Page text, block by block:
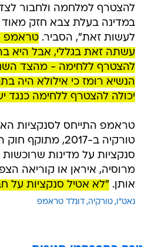
להצטרף למלחמה ולחבור
במדינה בעלת צבא חזק
לעשות זאת", הסביר.טראמפ
עשתה זאת בגללי, אבל היא
להצטרף ללחימה - מהצד
הנשיא רומז כי אילולא היה
יכולה להצטרף ללחימה כנגד
טראמפ התייחס לסנקציות
טורקיה ב-2017,
סנקציות על מדינות שרוכשות
מרוסיה, איראן או קוריאה
אותן. "לא אטיל סנקציות על
נאט"ו טורקיה דונלד טראמפ